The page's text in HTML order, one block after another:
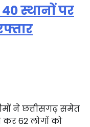
स्थानों पर
ने छत्तीसगढ़ समेत
कर 62 लोगों को